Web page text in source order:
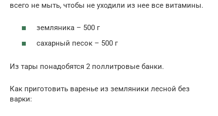
всего не мыть, чтобы не уходили из нее все витамины.
земляника – 500 г
сахарный песок – 500 г
Из тары понадобятся 2 поллитровые банки.
Как приготовить варенье из земляники лесной без
варки: